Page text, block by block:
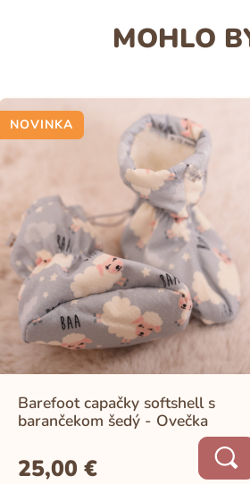
MOHLO
NOVINKA
Barefoot capačky softshell s
barančekom šedý - Ovečka
25,00€